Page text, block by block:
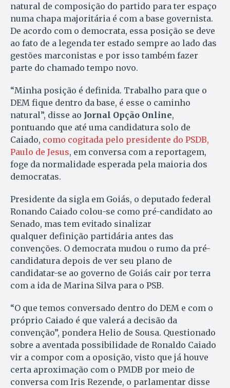
natural de composição do partido para ter espaço
numa chapa majoritária é com a base governista.
De acordo com o democrata, essa posição se deve
ao fato de a legenda ter estado sempre ao lado das
gestões marconistas e por isso também fazer
parte do chamado tempo novo.
“Minha posição é definida. Trabalho para que o
DEM fique dentro da base, é esse o caminho
natural”, disse ao Jornal Opção Online,
pontuando que até uma candidatura solo de
Caiado, como cogitada pelo presidente do PSDB,
Paulo de Jesus, em conversa com a reportagem,
foge da normalidade esperada pela maioria dos
democratas.
Presidente da sigla em Goiás, o deputado federal
Ronando Caiado colou-se como pré-candidato ao
Senado, mas tem evitado sinalizar
qualquer definição partidária antes das
convenções. O democrata mudou o rumo da pré-
candidatura depois de ver seu plano de
candidatar-se ao governo de Goiás cair por terra
com a ida de Marina Silva para o PSB.
“O que temos conversado dentro do DEM e com o
próprio Caiado é que valerá a decisão da
convenção”, pondera Helio de Sousa. Questionado
sobre a aventada possibilidade de Ronaldo Caiado
vir a compor com a oposição, visto que já houve
certa aproximação com o PMDB por meio de
conversa com Iris Rezende, o parlamentar disse